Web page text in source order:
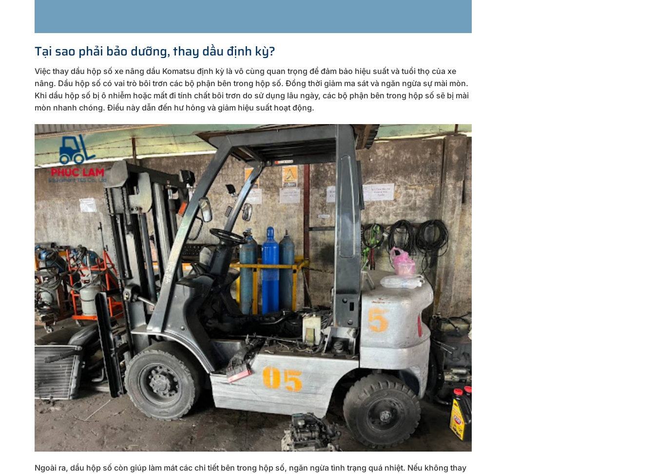
Tại sao phải bảo dưỡng, thay dầu định kỳ?
Việc thay dầu hộp số xe nâng dầu Komatsu định kỳ là vô cùng quan trọng để đảm bảo hiệu suất và tuổi thọ của xe
nâng. Dầu hộp số có vai trò bôi trơn các bộ phận bên trong hộp số. Đồng thời giảm ma sát và ngăn ngừa sự mài mòn.
Khi dầu hộp số bị ô nhiễm hoặc mất đi tính chất bôi trơn do sử dụng lâu ngày, các bộ phận bên trong hộp số sẽ bị mài
mòn nhanh chóng. Điều này dẫn đến hư hỏng và giảm hiệu suất hoạt động.
Ngoài ra, dầu hộp số còn giúp làm mát các chi tiết bên trong hộp số, ngăn ngừa tình trạng quá nhiệt. Nếu không thay